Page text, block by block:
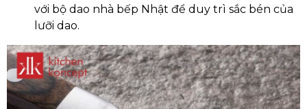
với bộ dao nhà bếp Nhật để duy trì sắc bén của
lưỡi dao.